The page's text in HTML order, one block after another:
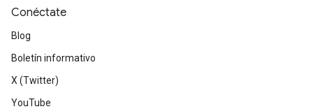
Conéctate
Blog
Boletín informativo
X (Twitter)
YouTube